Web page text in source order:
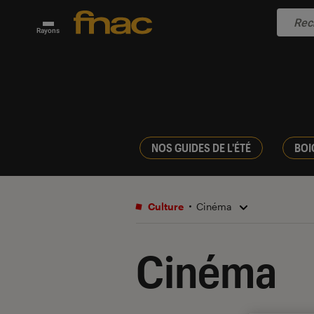
Rayons
NOS GUIDES DE L'ÉTÉ
Culture Cinéma
Cinéma